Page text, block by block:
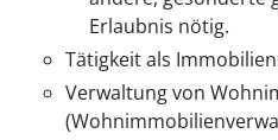
Erlaubnis nötig.
Tätigkeit als
Verwaltung von